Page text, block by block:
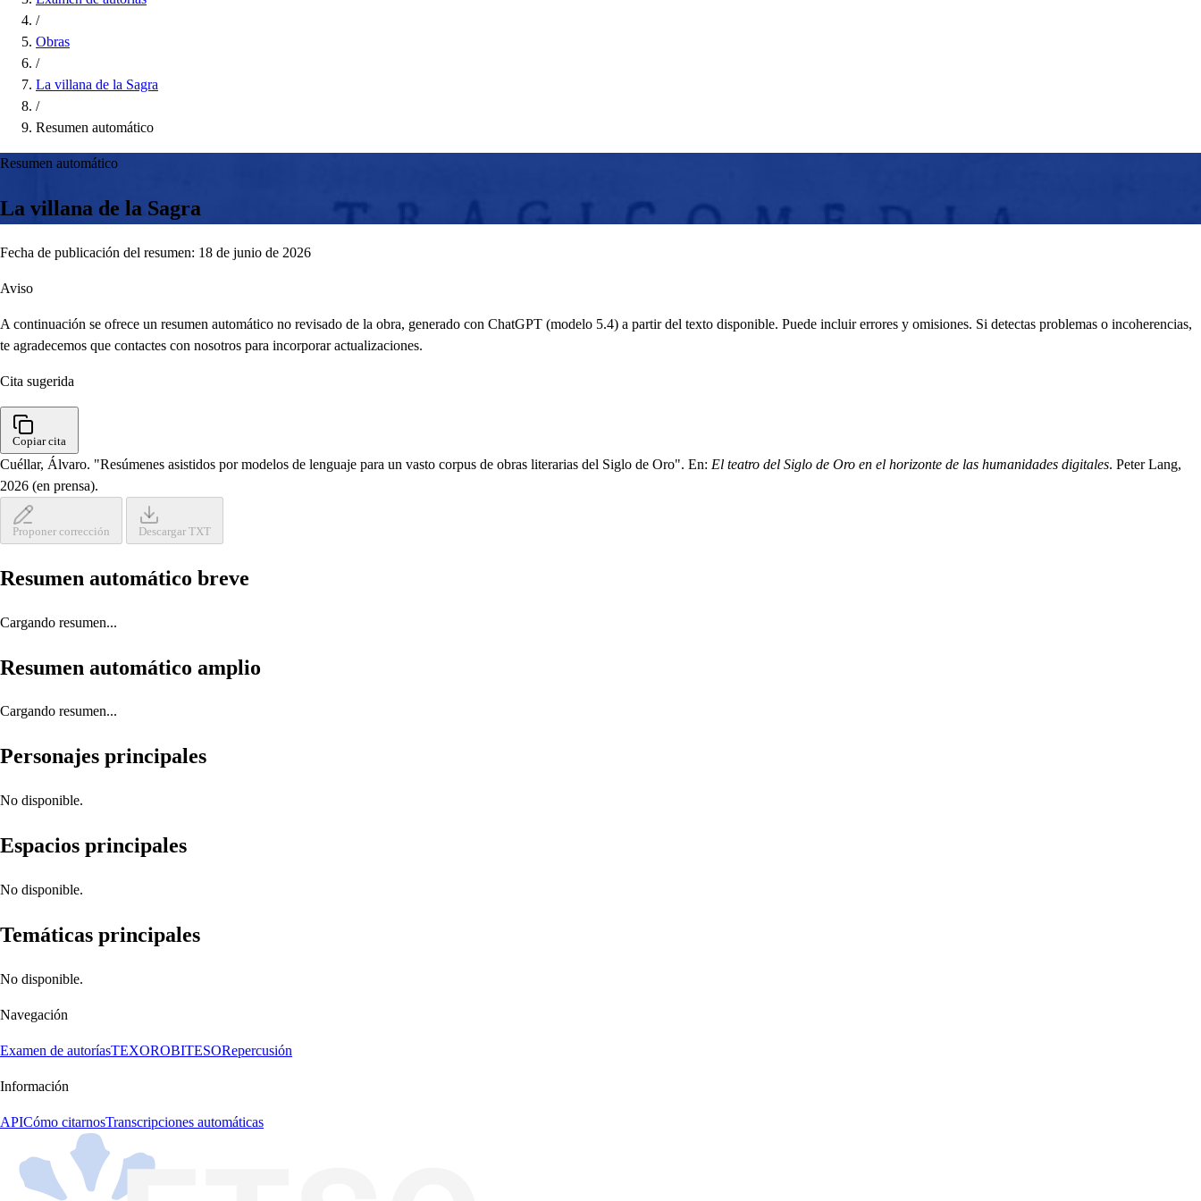
/
Obras
/
La villana de la Sagra
/
Resumen automático
Resumen automático
La villana de la Sagra
Fecha de publicación del resumen: 18 de junio de 2026
Aviso
A continuación se ofrece un resumen automático no revisado de la obra, generado con ChatGPT (modelo 5.4) a partir del texto disponible. Puede incluir errores y omisiones. Si detectas problemas o incoherencias,
te agradecemos que contactes con nosotros para incorporar actualizaciones.
Cita sugerida
Copiar cita
Cuéllar, Álvaro. "Resúmenes asistidos por modelos de lenguaje para un vasto corpus de obras literarias del Siglo de Oro". En: El teatro del Siglo de Oro en el horizonte de las humanidades digitales. Peter Lang,
2026 (en prensa).
Proponer corrección Descargar TXT
Resumen automático breve
Cargando resumen...
Resumen automático amplio
Cargando resumen...
Personajes principales
No disponible.
Espacios principales
No disponible.
Temáticas principales
No disponible.
Navegación
Examen de autoríasTEXOROBITESORepercusión
Información
APICómo citarnosTranscripciones automáticas